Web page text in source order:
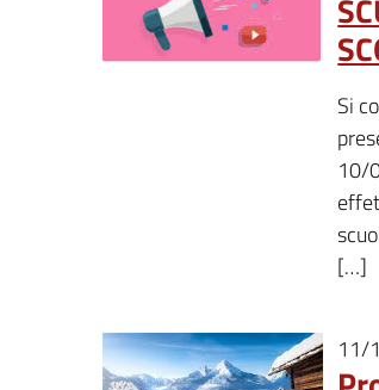
Si
10/
[…]
11/